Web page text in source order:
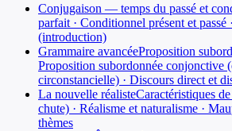
Conjugaison — temps du passé et
parfait · Conditionnel présent et passé
(introduction)
Grammaire avancéeProposition
Proposition subordonnée conjonctive
circonstancielle) · Discours direct et
La nouvelle réalisteCaractéristiques
chute) · Réalisme et naturalisme ·
thèmes